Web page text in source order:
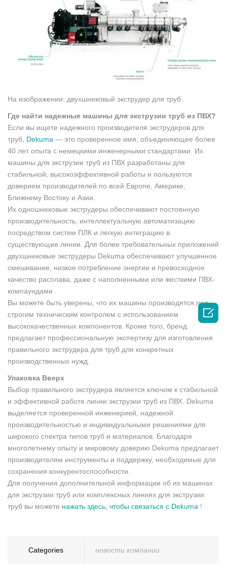
На изображении: двухшнековый экструдер для труб
Где найти надежные машины для экструзии труб из ПВХ?
Если вы ищете надежного производителя экструдеров для
труб, Dekuma — это проверенное имя, объединяющее более
40 лет опыта с немецкими инженерными стандартами. Их
машины для экструзии труб из ПВХ разработаны для
стабильной, высокоэффективной работы и пользуются
доверием производителей по всей Европе, Америке,
Ближнему Востоку и Азии.
Их одношнековые экструдеры обеспечивают постоянную
производительность, интеллектуальную автоматизацию
посредством систем ПЛК и легкую интеграцию в
существующие линии. Для более требовательных приложений
двухшнековые экструдеры Dekuma обеспечивают улучшенное
смешивание, низкое потребление энергии и превосходное
качество расплава, даже с наполненными или жесткими ПВХ-
компаундами .
Вы можете быть уверены, что их машины производятся под
строгим техническим контролем с использованием
высококачественных компонентов. Кроме того, бренд
предлагает профессиональную экспертизу для изготовления
правильного экструдера для труб для конкретных
производственных нужд.
Упаковка Вверх
Выбор правильного экструдера является ключом к стабильной
и эффективной работе линии экструзии труб из ПВХ. Dekuma
выделяется проверенной инженерией, надежной
производительностью и индивидуальными решениями для
широкого спектра типов труб и материалов. Благодаря
многолетнему опыту и мировому доверию Dekuma предлагает
производителям инструменты и поддержку, необходимые для
сохранения конкурентоспособности.
Для получения дополнительной информации об их машинах
для экструзии труб или комплексных линиях для экструзии
труб вы можете нажать здесь, чтобы связаться с Dekuma !
Categories новости компании
